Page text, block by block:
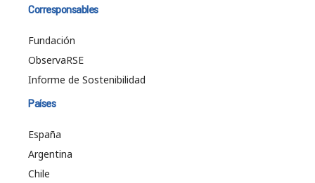
Corresponsables
Fundación
ObservaRSE
Informe de Sostenibilidad
Países
España
Argentina
Chile